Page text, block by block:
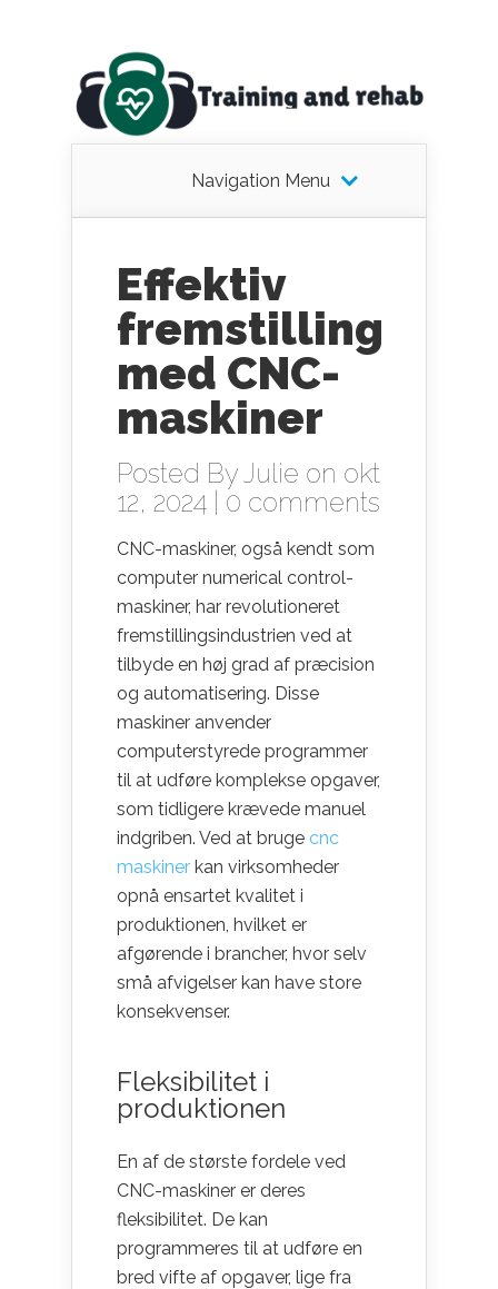
Navigation Menu
Effektiv
fremstilling
med CNC-
maskiner
Posted ByJulie on okt
12, 2024 | 0 comments
CNC-maskiner, også kendt som
computer numerical control-
maskiner, har revolutioneret
fremstillingsindustrien ved at
tilbyde en høj grad af præcision
og automatisering. Disse
maskiner anvender
computerstyrede programmer
til at udføre komplekse opgaver,
som tidligere krævede manuel
indgriben. Ved at bruge cnc
maskiner kan virksomheder
opnå ensartet kvalitet i
produktionen, hvilket er
afgørende i brancher, hvor selv
små afvigelser kan have store
konsekvenser.
Fleksibilitet i
produktionen
En af de største fordele ved
CNC-maskiner er deres
fleksibilitet. De kan
programmeres til at udføre en
bred vifte af opgaver, lige fra